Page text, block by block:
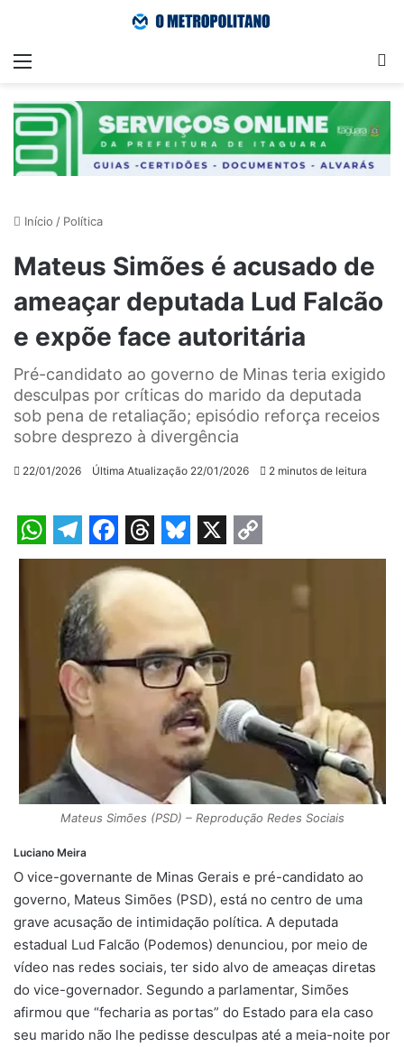
Menu
Início / Política
Mateus Simões é acusado de
ameaçar deputada Lud Falcão
e expõe face autoritária
Pré-candidato ao governo de Minas teria exigido
desculpas por críticas do marido da deputada
sob pena de retaliação; episódio reforça receios
sobre desprezo à divergência
22/01/2026 Última Atualização 22/01/2026 2 minutos de leitura
W
p
T
l
e
g
r
m
F
a
c
e
b
o
k
T
h
r
e
a
B
l
u
e
s
k
y
X C
i
n
Mateus Simões (PSD) – Reprodução Redes Sociais
Luciano Meira
O vice-governante de Minas Gerais e pré-candidato ao
governo, Mateus Simões (PSD), está no centro de uma
grave acusação de intimidação política. A deputada
estadual Lud Falcão (Podemos) denunciou, por meio de
vídeo nas redes sociais, ter sido alvo de ameaças diretas
do vice-governador. Segundo a parlamentar, Simões
afirmou que “fecharia as portas” do Estado para ela caso
seu marido não lhe pedisse desculpas até a meia-noite por